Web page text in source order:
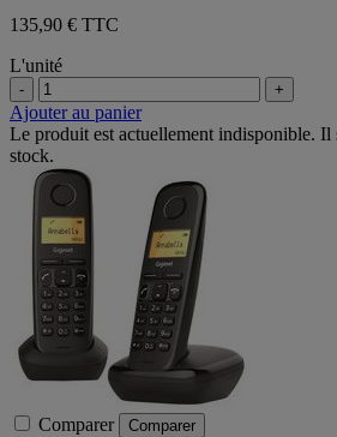
135,90 € TTC
L'unité
- +
Ajouter au panier
Le produit est actuellement indisponible. Il
stock.
Comparer Comparer